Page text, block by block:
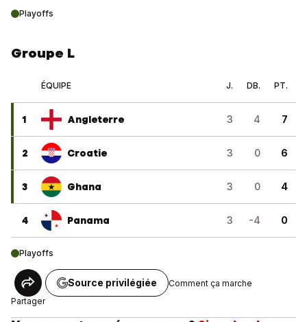
Playoffs
Groupe L
ÉQUIPE J. DB. PT.
1 Angleterre 3 4 7
2 Croatie 3 0 6
3 Ghana 3 0 4
4 Panama 3 -4 0
Playoffs
Partager
Source privilégiée Comment ça marche